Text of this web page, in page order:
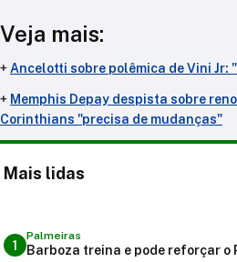
Veja mais:
+ Ancelotti sobre polêmica de Vini Jr:
+ Memphis Depay despista sobre
Corinthians "precisa de mudanças"
Mais lidas
1
Palmeiras
Barboza treina e pode reforçar o